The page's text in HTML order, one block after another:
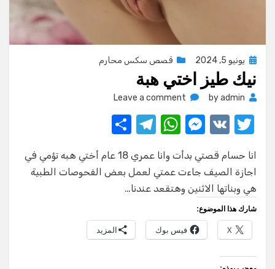
Posted
on
يونيو 5, 2024 قصص سكس محارم
نيك طيز اختي هبة
byadmin
Leave a comment
on
اختي
هبة
T
it
te
r
V
M
e
ss
e
n
g
er
W
at
s
p
p
T
e
gr
m
ar
e
انا حسام قصتي بدأت وانا عمري 18 عام أختي هبه تؤمي في
اجازة الصيف جاءت عمتي لعمل بعض الفحوصات الطبية
هي وبناتها الاثنين وهتقعد عندنا…
شارك هذا الموضوع:
X فيس بوك المزيد